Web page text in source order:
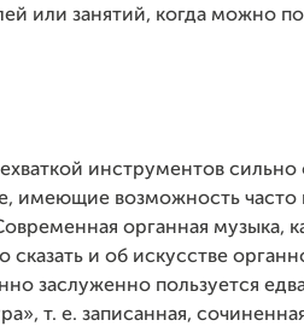
или занятий, когда можно
инструментов
имеющие возможность часто
органная музыка,
и об искусстве
заслуженно пользуется
т. е. записанная,